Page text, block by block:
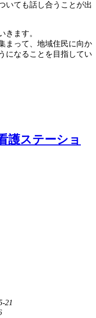
いても話し合うことが出
きます。
まって、地域住民に向か
になることを目指してい
21